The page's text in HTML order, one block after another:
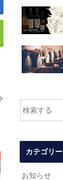
カテゴリー
お知らせ